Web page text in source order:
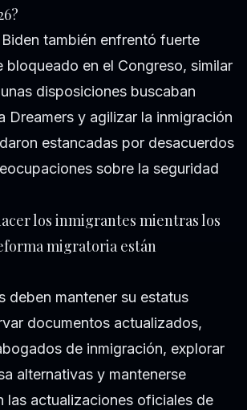
también enfrentó fuerte
bloqueado en el Congreso, similar
disposiciones buscaban
Dreamers y agilizar la inmigración
estancadas por desacuerdos
sobre la seguridad
los inmigrantes mientras los
migratoria están
deben mantener su estatus
documentos actualizados,
de inmigración, explorar
alternativas y mantenerse
las actualizaciones oficiales de